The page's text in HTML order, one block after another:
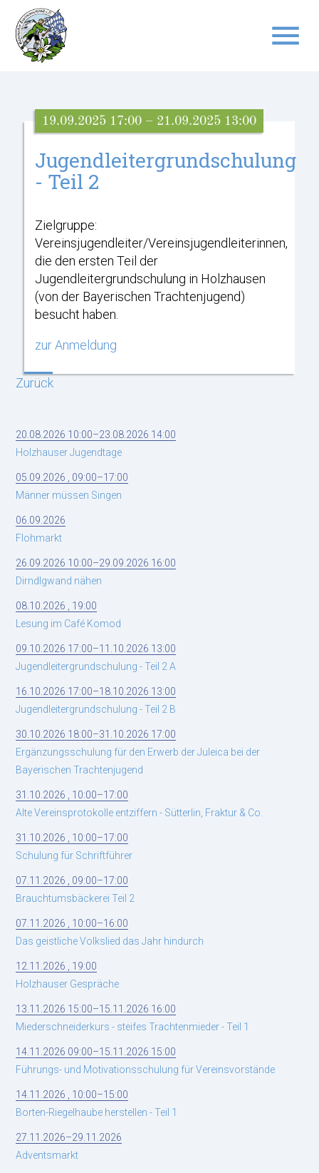
menu
Suchbegriffe SUCHEN
Jugendleitergrundschulung
- Teil 2
19.09.2025 17:00 – 21.09.2025 13:00
Zielgruppe:
Vereinsjugendleiter/Vereinsjugendleiterinnen,
die den ersten Teil der
Jugendleitergrundschulung in Holzhausen
(von der Bayerischen Trachtenjugend)
besucht haben.
zur Anmeldung
Zurück
20.08.2026 10:00–23.08.2026 14:00
Holzhauser Jugendtage
05.09.2026 , 09:00–17:00
Männer müssen Singen
06.09.2026
Flohmarkt
26.09.2026 10:00–29.09.2026 16:00
Dirndlgwand nähen
08.10.2026 , 19:00
Lesung im Café Komod
09.10.2026 17:00–11.10.2026 13:00
Jugendleitergrundschulung - Teil 2 A
16.10.2026 17:00–18.10.2026 13:00
Jugendleitergrundschulung - Teil 2 B
30.10.2026 18:00–31.10.2026 17:00
Ergänzungsschulung für den Erwerb der Juleica bei der
Bayerischen Trachtenjugend
31.10.2026 , 10:00–17:00
Alte Vereinsprotokolle entziffern - Sütterlin, Fraktur & Co.
31.10.2026 , 10:00–17:00
Schulung für Schriftführer
07.11.2026 , 09:00–17:00
Brauchtumsbäckerei Teil 2
07.11.2026 , 10:00–16:00
Das geistliche Volkslied das Jahr hindurch
12.11.2026 , 19:00
Holzhauser Gespräche
13.11.2026 15:00–15.11.2026 16:00
Miederschneiderkurs - steifes Trachtenmieder - Teil 1
14.11.2026 09:00–15.11.2026 15:00
Führungs- und Motivationsschulung für Vereinsvorstände
14.11.2026 , 10:00–15:00
Borten-Riegelhaube herstellen - Teil 1
27.11.2026–29.11.2026
Adventsmarkt